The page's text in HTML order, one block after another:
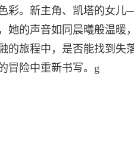
彩。新主角、凯塔的女
她的声音如同晨曦般温暖
的旅程中，是否能找到失
冒险中重新书写。g